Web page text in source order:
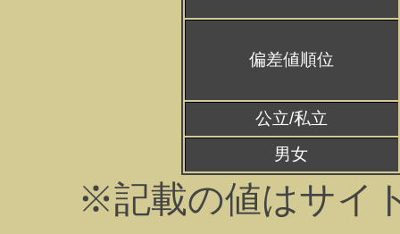
偏差値順位
公立/私立
男女
※記載の値はサイ